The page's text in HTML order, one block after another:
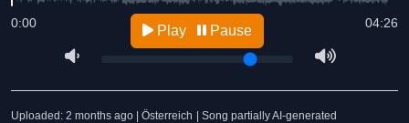
04:26
0:00 Play Pause
Uploaded: 2 months ago | Österreich | Song partially AI-generated